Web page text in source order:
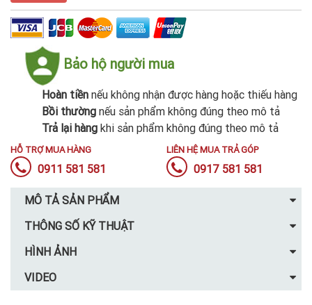
Bảo hộ người mua
Hoàn tiền nếu không nhận được hàng hoặc thiếu hàng
Bồi thường nếu sản phẩm không đúng theo mô tả
Trả lại hàng khi sản phẩm không đúng theo mô tả
HỖ TRỢ MUA HÀNG
0911 581 581
LIÊN HỆ MUA TRẢ GÓP
0917 581 581
MÔ TẢ SẢN PHẨM
THÔNG SỐ KỸ THUẬT
HÌNH ẢNH
VIDEO